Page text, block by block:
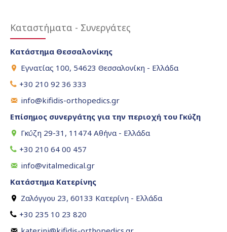
Καταστήματα - Συνεργάτες
Κατάστημα Θεσσαλονίκης
Εγνατίας 100, 54623 Θεσσαλονίκη - Ελλάδα
+30 210 92 36 333
info@kifidis-orthopedics.gr
Επίσημος συνεργάτης για την περιοχή του Γκύζη
Γκύζη 29-31, 11474 Αθήνα - Ελλάδα
+30 210 64 00 457
info@vitalmedical.gr
Κατάστημα Κατερίνης
Ζαλόγγου 23, 60133 Κατερίνη - Ελλάδα
+30 235 10 23 820